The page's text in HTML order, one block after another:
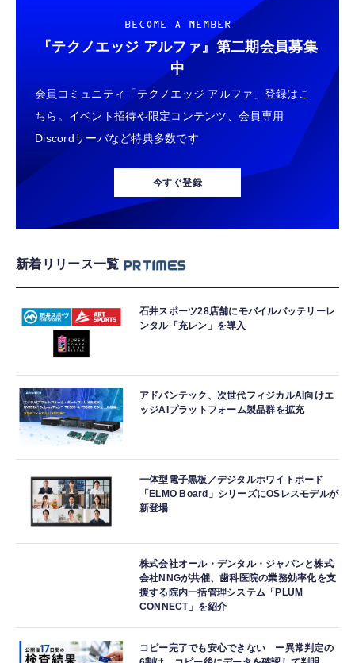
BECOME A MEMBER
『テクノエッジ アルファ』 第二期会員募集
中
会員コミュニティ「テクノエッジ アルファ」登録はこ
ちら。イベント招待や限定コンテンツ、会員専用
Discordサーバなど特典多数です
今すぐ登録
新着リリース一覧
石井スポーツ28店舗にモバイルバッテリーレ
ンタル「充レン」を導入
アドバンテック、次世代フィジカルAI向けエ
ッジAIプラットフォーム製品群を拡充
一体型電子黒板／デジタルホワイトボード
「ELMO Board」シリーズにOSレスモデルが
新登場
株式会社オール・デンタル・ジャパンと株式
会社NNGが共催、歯科医院の業務効率化を支
援する院内一括管理システム「PLUM
CONNECT」を紹介
コピー完了でも安心できない ー異常判定の